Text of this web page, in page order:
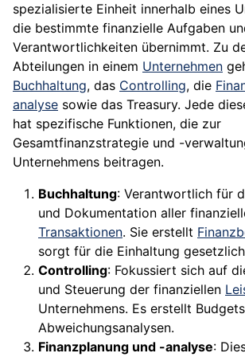
spezialisierte Einheit innerhalb eines
die bestimmte finanzielle Aufgaben
Verantwortlichkeiten übernimmt. Zu
Abteilungen in einem Unternehmen
Buchhaltung, das Controlling, die
analyse sowie das Treasury. Jede
hat spezifische Funktionen, die zur
Gesamtfinanzstrategie und -
Unternehmens beitragen.
Buchhaltung: Verantwortlich für
und Dokumentation aller
Transaktionen. Sie erstellt
sorgt für die Einhaltung
Controlling: Fokussiert sich auf
und Steuerung der finanziellen
Unternehmens. Es erstellt
Abweichungsanalysen.
Finanzplanung und -analyse: